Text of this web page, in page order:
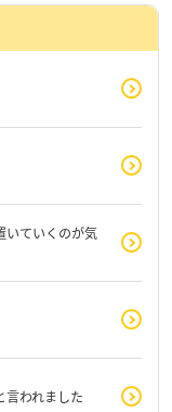
いていくのが気
言われました